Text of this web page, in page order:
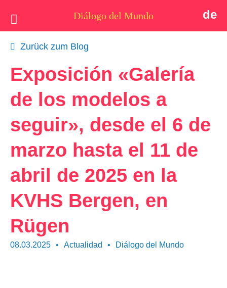
Diálogo del Mundo de
Idea
Quiénes somos
Actualidad
Tema
Apoyo
Contacto
Zurück zum Blog
Exposición «Galería
de los modelos a
seguir», desde el 6 de
marzo hasta el 11 de
abril de 2025 en la
KVHS Bergen, en
Rügen
08.03.2025 • Actualidad • Diálogo del Mundo